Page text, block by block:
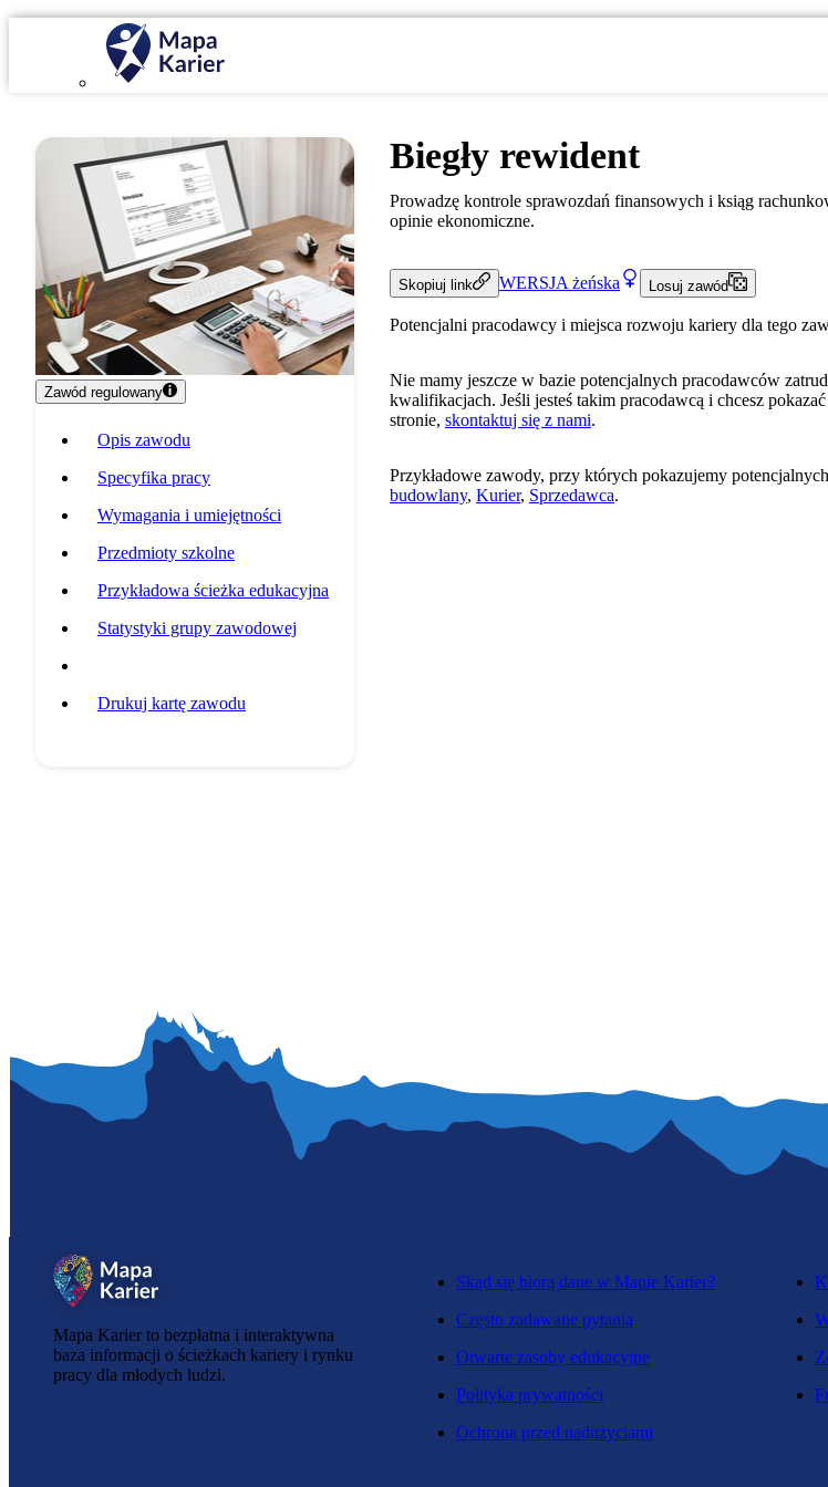
Zawód regulowany
Opis zawodu
Specyfika pracy
Wymagania i umiejętności
Przedmioty szkolne
Przykładowa ścieżka edukacyjna
Statystyki grupy zawodowej
Drukuj kartę zawodu
Biegły rewident
Prowadzę kontrole sprawozdań finansowych i ksiąg
opinie ekonomiczne.
Skopiuj link WERSJA żeńska Losuj zawód
Potencjalni pracodawcy i miejsca rozwoju kariery dla tego
Nie mamy jeszcze w bazie potencjalnych pracodawców
kwalifikacjach. Jeśli jesteś takim pracodawcą i chcesz
stronie, skontaktuj się z nami.
Przykładowe zawody, przy których pokazujemy
budowlany, Kurier, Sprzedawca.
Mapa Karier to bezpłatna i interaktywna
baza informacji o ścieżkach kariery i rynku
pracy dla młodych ludzi.
Skąd się biorą dane w Mapie Karier?
Często zadawane pytania
Otwarte zasoby edukacyjne
Polityka prywatności
Ochrona przed nadużyciami